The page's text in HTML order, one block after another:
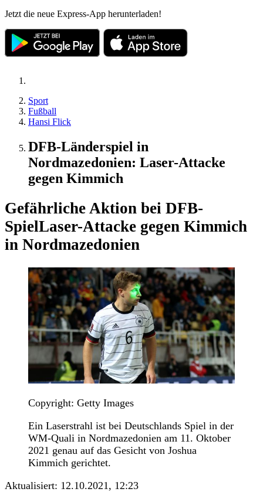
Jetzt die neue Express-App herunterladen!
Sport
Fußball
Hansi Flick
DFB-Länderspiel in
Nordmazedonien: Laser-Attacke
gegen Kimmich
Gefährliche Aktion bei DFB-
SpielLaser-Attacke gegen Kimmich
in Nordmazedonien
Copyright: Getty Images
Ein Laserstrahl ist bei Deutschlands Spiel in der
WM-Quali in Nordmazedonien am 11. Oktober
2021 genau auf das Gesicht von Joshua
Kimmich gerichtet.
Aktualisiert: 12.10.2021, 12:23